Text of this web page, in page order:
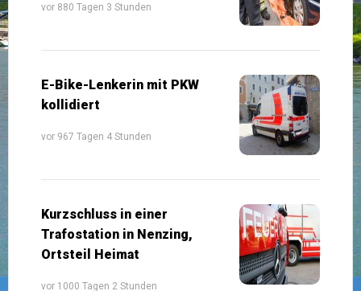
vor 880 Tagen 3 Stunden
E-Bike-Lenkerin mit PKW
kollidiert
vor 967 Tagen 4 Stunden
Kurzschluss in einer
Trafostation in Nenzing,
Ortsteil Heimat
vor 1000 Tagen 2 Stunden